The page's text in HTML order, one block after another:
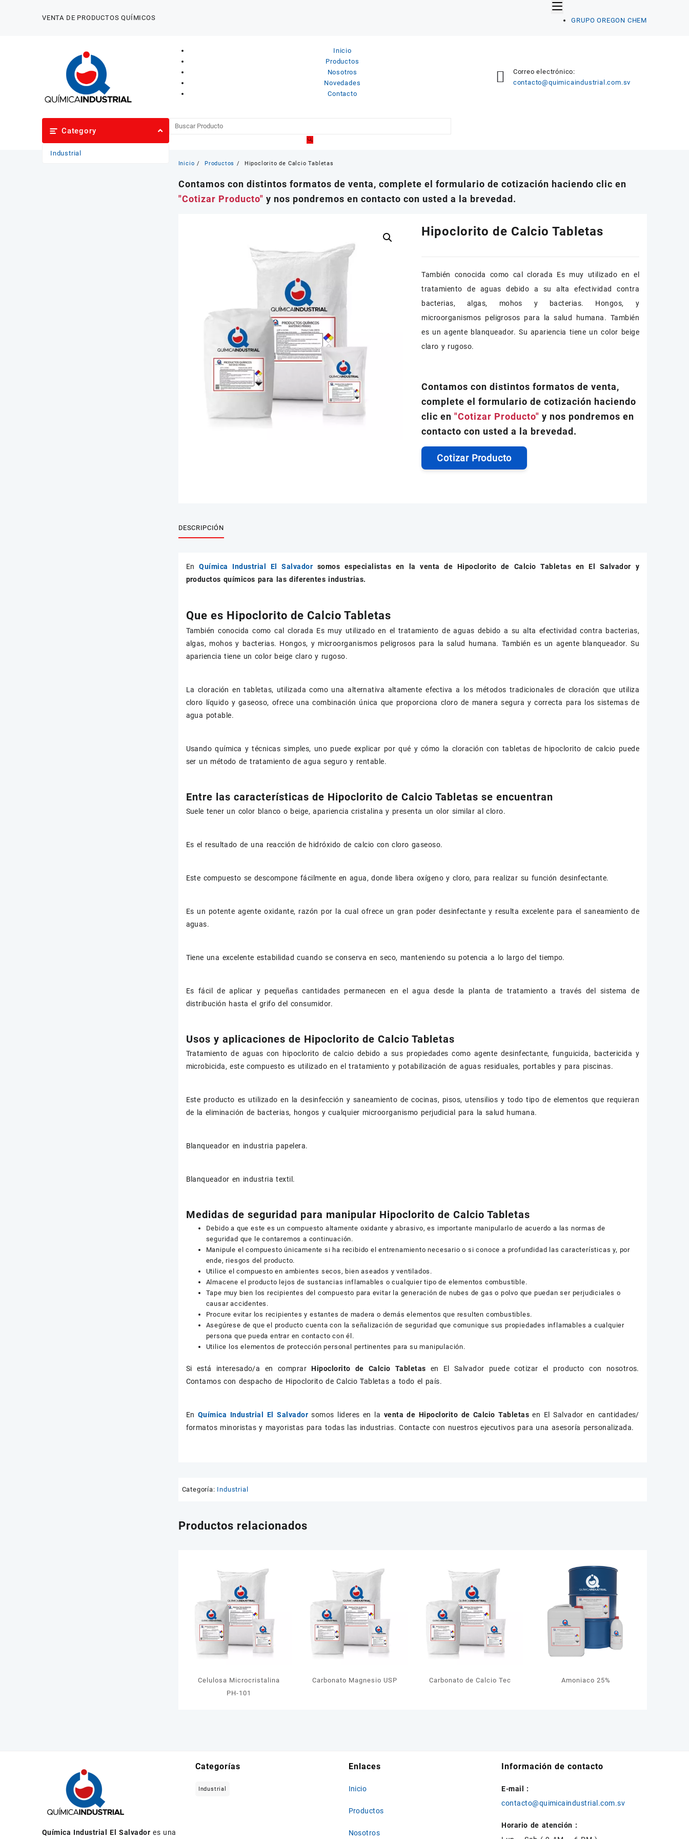
VENTA DE PRODUCTOS QUÍMICOS GRUPO OREGON CHEM
Inicio
Productos
Nosotros
Novedades
Contacto
Correo electrónico:
contacto@quimicaindustrial.com.sv
Category
Industrial
Inicio Productos Hipoclorito de Calcio Tabletas
Contamos con distintos formatos de venta, complete el formulario de cotización haciendo clic en
"Cotizar Producto" y nos pondremos en contacto con usted a la brevedad.
Hipoclorito de Calcio Tabletas
También conocida como cal clorada Es muy utilizado en el
tratamiento de aguas debido a su alta efectividad contra
bacterias, algas, mohos y bacterias. Hongos, y
microorganismos peligrosos para la salud humana. También
es un agente blanqueador. Su apariencia tiene un color beige
claro y rugoso.
Contamos con distintos formatos de venta,
complete el formulario de cotización haciendo
clic en"Cotizar Producto" y nos pondremos en
contacto con usted a la brevedad.
Cotizar Producto
DESCRIPCIÓN
EnQuímica Industrial El Salvador somos especialistas en la venta de Hipoclorito de Calcio Tabletas en El Salvador y
productos químicos para las diferentes industrias.
Que es Hipoclorito de Calcio Tabletas
También conocida como cal clorada Es muy utilizado en el tratamiento de aguas debido a su alta efectividad contra bacterias,
algas, mohos y bacterias. Hongos, y microorganismos peligrosos para la salud humana. También es un agente blanqueador. Su
apariencia tiene un color beige claro y rugoso.
La cloración en tabletas, utilizada como una alternativa altamente efectiva a los métodos tradicionales de cloración que utiliza
cloro líquido y gaseoso, ofrece una combinación única que proporciona cloro de manera segura y correcta para los sistemas de
agua potable.
Usando química y técnicas simples, uno puede explicar por qué y cómo la cloración con tabletas de hipoclorito de calcio puede
ser un método de tratamiento de agua seguro y rentable.
Entre las características de Hipoclorito de Calcio Tabletas se encuentran
Suele tener un color blanco o beige, apariencia cristalina y presenta un olor similar al cloro.
Es el resultado de una reacción de hidróxido de calcio con cloro gaseoso.
Este compuesto se descompone fácilmente en agua, donde libera oxígeno y cloro, para realizar su función desinfectante.
Es un potente agente oxidante, razón por la cual ofrece un gran poder desinfectante y resulta excelente para el saneamiento de
aguas.
Tiene una excelente estabilidad cuando se conserva en seco, manteniendo su potencia a lo largo del tiempo.
Es fácil de aplicar y pequeñas cantidades permanecen en el agua desde la planta de tratamiento a través del sistema de
distribución hasta el grifo del consumidor.
Usos y aplicaciones de Hipoclorito de Calcio Tabletas
Tratamiento de aguas con hipoclorito de calcio debido a sus propiedades como agente desinfectante, funguicida, bactericida y
microbicida, este compuesto es utilizado en el tratamiento y potabilización de aguas residuales, portables y para piscinas.
Este producto es utilizado en la desinfección y saneamiento de cocinas, pisos, utensilios y todo tipo de elementos que requieran
de la eliminación de bacterias, hongos y cualquier microorganismo perjudicial para la salud humana.
Blanqueador en industria papelera.
Blanqueador en industria textil.
Medidas de seguridad para manipular Hipoclorito de Calcio Tabletas
Debido a que este es un compuesto altamente oxidante y abrasivo, es importante manipularlo de acuerdo a las normas de
seguridad que le contaremos a continuación.
Manipule el compuesto únicamente si ha recibido el entrenamiento necesario o si conoce a profundidad las características y, por
ende, riesgos del producto.
Utilice el compuesto en ambientes secos, bien aseados y ventilados.
Almacene el producto lejos de sustancias inflamables o cualquier tipo de elementos combustible.
Tape muy bien los recipientes del compuesto para evitar la generación de nubes de gas o polvo que puedan ser perjudiciales o
causar accidentes.
Procure evitar los recipientes y estantes de madera o demás elementos que resulten combustibles.
Asegúrese de que el producto cuenta con la señalización de seguridad que comunique sus propiedades inflamables a cualquier
persona que pueda entrar en contacto con él.
Utilice los elementos de protección personal pertinentes para su manipulación.
Si está interesado/a en comprar Hipoclorito de Calcio Tabletas en El Salvador puede cotizar el producto con nosotros.
Contamos con despacho de Hipoclorito de Calcio Tabletas a todo el país.
En Química Industrial El Salvador somos lideres en la venta de Hipoclorito de Calcio Tabletasen El Salvador en cantidades/
formatos minoristas y mayoristas para todas las industrias. Contacte con nuestros ejecutivos para una asesoría personalizada.
Categoría: Industrial
Productos relacionados
Celulosa Microcristalina
PH-101
Carbonato Magnesio USP Carbonato de Calcio Tec Amoniaco 25%
Química Industrial El Salvador es una
Categorías
Industrial
Enlaces
Inicio
Productos
Nosotros
Información de contacto
E-mail :
contacto@quimicaindustrial.com.sv
Horario de atención :